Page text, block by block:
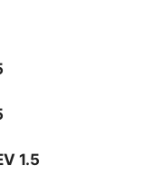
1.5